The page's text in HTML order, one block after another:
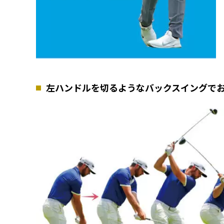
左ハンドルを切るようなバックスイングで